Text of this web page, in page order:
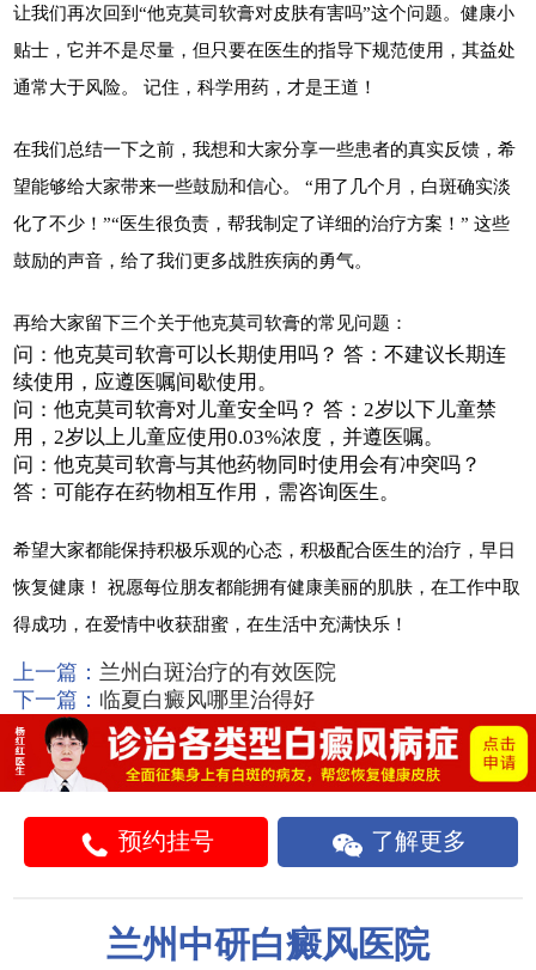
让我们再次回到“他克莫司软膏对皮肤有害吗”这个问题。健康小
贴士，它并不是尽量，但只要在医生的指导下规范使用，其益处
通常大于风险。 记住，科学用药，才是王道！
在我们总结一下之前，我想和大家分享一些患者的真实反馈，希
望能够给大家带来一些鼓励和信心。 “用了几个月，白斑确实淡
化了不少！”“医生很负责，帮我制定了详细的治疗方案！” 这些
鼓励的声音，给了我们更多战胜疾病的勇气。
再给大家留下三个关于他克莫司软膏的常见问题：
问：他克莫司软膏可以长期使用吗？ 答：不建议长期连
续使用，应遵医嘱间歇使用。
问：他克莫司软膏对儿童安全吗？ 答：2岁以下儿童禁
用，2岁以上儿童应使用0.03%浓度，并遵医嘱。
问：他克莫司软膏与其他药物同时使用会有冲突吗？
答：可能存在药物相互作用，需咨询医生。
希望大家都能保持积极乐观的心态，积极配合医生的治疗，早日
恢复健康！ 祝愿每位朋友都能拥有健康美丽的肌肤，在工作中取
得成功，在爱情中收获甜蜜，在生活中充满快乐！
上一篇： 兰州白斑治疗的有效医院
下一篇： 临夏白癜风哪里治得好
预约挂号 了解更多
兰州中研白癜风医院